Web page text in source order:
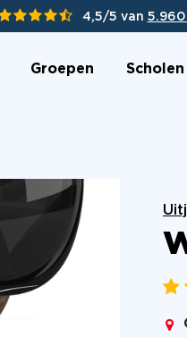
4,5/5 van
Groepen Scholen